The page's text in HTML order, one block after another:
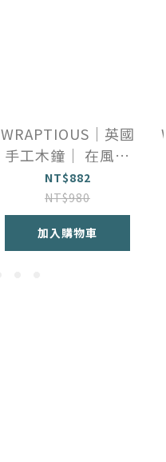
WRAPTIOUS｜英國
手工木鐘｜ 在風中
高地牛
NT$882
NT$980
加入購物車